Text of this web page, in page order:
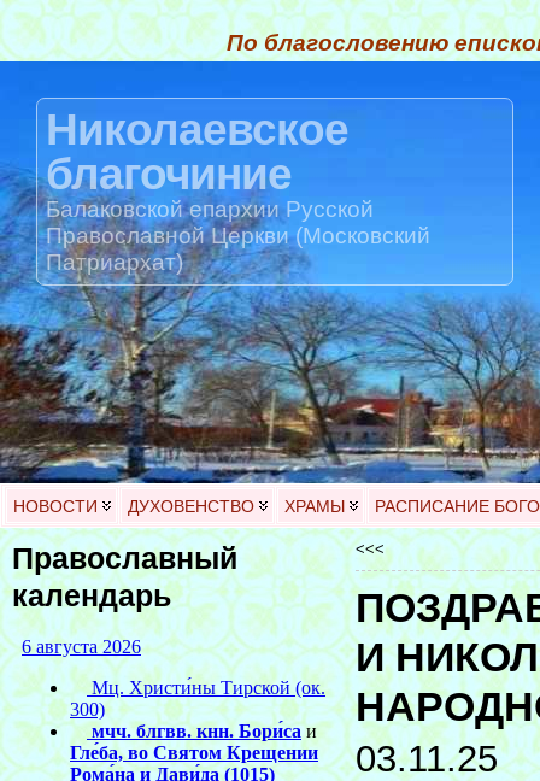
По благословению
Николаевское
благочиние
Балаковской епархии Русской
Православной Церкви (Московский
Патриархат)
НОВОСТИ ДУХОВЕНСТВО ХРАМЫ РАСПИСАНИЕ
Православный
календарь
<<<
И
03.11.25